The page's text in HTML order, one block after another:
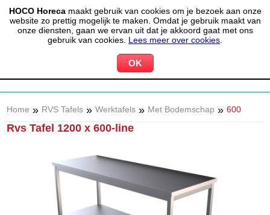
HOCO Horecamaakt gebruik van cookies om je bezoek aan onze
website zo prettig mogelijk te maken. Omdat je gebruik maakt van
onze diensten, gaan we ervan uit dat je akkoord gaat met ons
gebruik van cookies. Lees meer over cookies
(020) 497 6325 info@hocohoreca.nl
MIJN ACCOUNT 0 WINKELWAGEN
Home » RVS Tafels » Werktafels » Met Bodemschap » 600
Rvs Tafel 1200 x 600-line